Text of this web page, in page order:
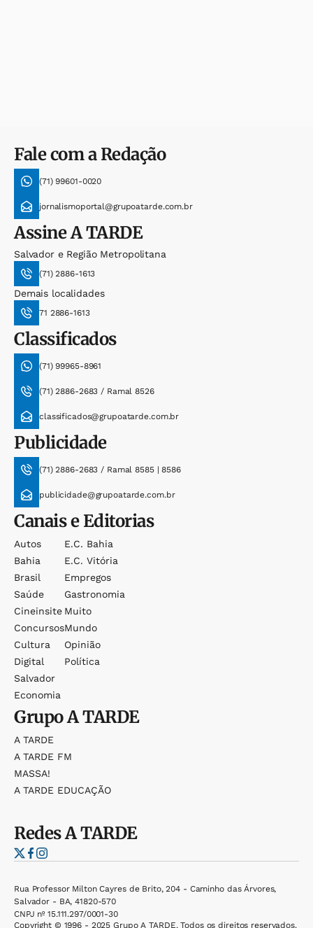
Fale com a Redação
(71) 99601-0020
jornalismoportal@grupoatarde.com.br
AssineA TARDE
Salvador e Região Metropolitana
(71) 2886-1613
Demais localidades
71 2886-1613
Classificados
(71) 99965-8961
(71) 2886-2683 / Ramal 8526
classificados@grupoatarde.com.br
Publicidade
(71) 2886-2683 / Ramal 8585 | 8586
publicidade@grupoatarde.com.br
Canais e Editorias
Autos
Bahia
Brasil
Saúde
Cineinsite
Concursos
Cultura
Digital
Salvador
Economia
E.c. Bahia
E.c. Vitória
Empregos
Gastronomia
Muito
Mundo
Opinião
Política
GrupoA TARDE
A TARDE
A TARDE FM
MASSA!
A TARDE EDUCAÇÃO
RedesA TARDE
Rua Professor Milton Cayres de Brito, 204 - Caminho das Árvores,
Salvador - BA, 41820-570
CNPJ nº 15.111.297/0001-30
Copyright © 1996 - 2025 Grupo A TARDE. Todos os direitos reservados.